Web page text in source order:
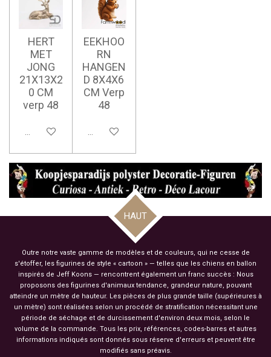
HERT
MET
JONG
21X13X2
0 CM
verp 48
Ajouter au panier
EEKHOO
RN
HANGEN
D 8X4X6
CM Verp
48
Ajouter au panier
HAUT
Outre notre vaste gamme de modèles et de couleurs, qui ne cesse de
s'étoffer, les figurines de style « cartoon » — telles que les chiens en ballon
inspirés de Jeff Koons — rencontrent également un franc succès : Nous
proposons des figurines d'animaux tendance, grandeur nature, pouvant
atteindre un mètre de hauteur. Les pièces de plus grande taille (supérieures à
un mètre) sont réalisées selon un procédé de stratification nécessitant une
période de séchage et de durcissement d'environ deux mois, selon le
volume de la commande. Tous les prix, références, codes-barres et autres
informations indiqués sont donnés sous réserve d'erreurs et peuvent être
modifiés sans préavis.